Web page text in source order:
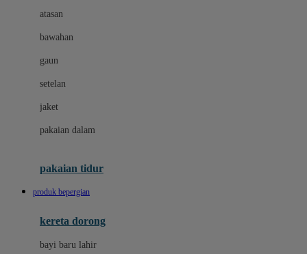
Doona
Down To Earth
atasan
bawahan
gaun
setelan
jaket
pakaian dalam
pakaian tidur
produk bepergian
kereta dorong
bayi baru lahir